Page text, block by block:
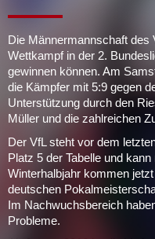
Die Männermannschaft des
Wettkampf in der 2.
gewinnen können. Am
die Kämpfer mit 5:9 gegen
Unterstützung durch den
Müller und die zahlreichen
Der VfL steht vor dem
Platz 5 der Tabelle und
Winterhalbjahr kommen
deutschen
Im Nachwuchsbereich
Probleme.